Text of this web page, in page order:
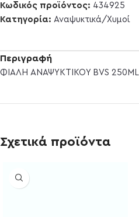
Κωδικός προϊόντος: 434925
Κατηγορία: Αναψυκτικά/Χυμοί
Περιγραφή
ΦΙΑΛΗ ΑΝΑΨΥΚΤΙΚΟΥ BVS 250ML
Σχετικά προϊόντα